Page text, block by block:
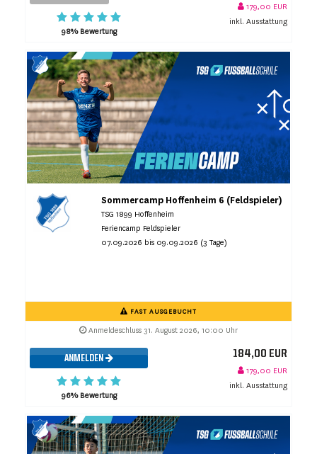
98% Bewertung
179,00 EUR
inkl. Ausstattung
Sommercamp Hoffenheim 6 (Feldspieler)
TSG 1899 Hoffenheim
Feriencamp Feldspieler
07.09.2026 bis 09.09.2026 (3 Tage)
FAST AUSGEBUCHT
Anmeldeschluss 31. August 2026, 10:00 Uhr
ANMELDEN
96% Bewertung
184,00 EUR
179,00 EUR
inkl. Ausstattung